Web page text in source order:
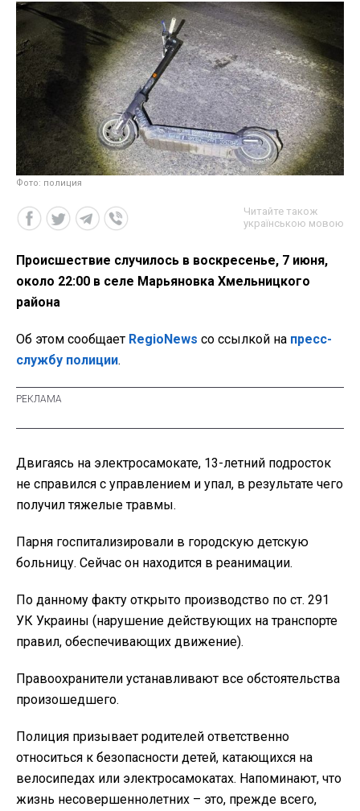
Фото: полиция
Читайте також
українською мовою
Происшествие случилось в воскресенье, 7 июня,
около 22:00 в селе Марьяновка Хмельницкого
района
Об этом сообщает RegioNews со ссылкой на пресс-
службу полиции.
Двигаясь на электросамокате, 13-летний подросток
не справился с управлением и упал, в результате чего
получил тяжелые травмы.
Парня госпитализировали в городскую детскую
больницу. Сейчас он находится в реанимации.
По данному факту открыто производство по ст. 291
УК Украины (нарушение действующих на транспорте
правил, обеспечивающих движение).
Правоохранители устанавливают все обстоятельства
произошедшего.
Полиция призывает родителей ответственно
относиться к безопасности детей, катающихся на
велосипедах или электросамокатах. Напоминают, что
жизнь несовершеннолетних – это, прежде всего,